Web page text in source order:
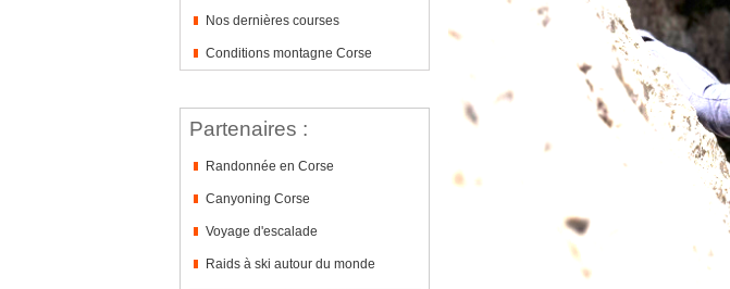
Nos dernières courses
Conditions montagne Corse
Partenaires :
Randonnée en Corse
Canyoning Corse
Voyage d'escalade
Raids à ski autour du monde